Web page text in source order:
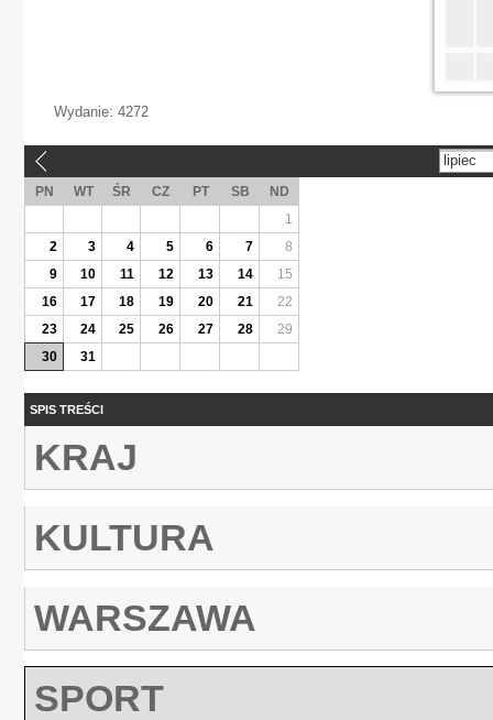
Wydanie: 4272
lipiec
PN WT ŚR CZ PT SB
ND
1
2
3 4 5 6 7
8
9
10 11 12 13 14
15
16
17 18 19 20 21
22
23
24 25 26 27 28
29
30
31
SPIS TREŚCI
KRAJ
KULTURA
WARSZAWA
SPORT